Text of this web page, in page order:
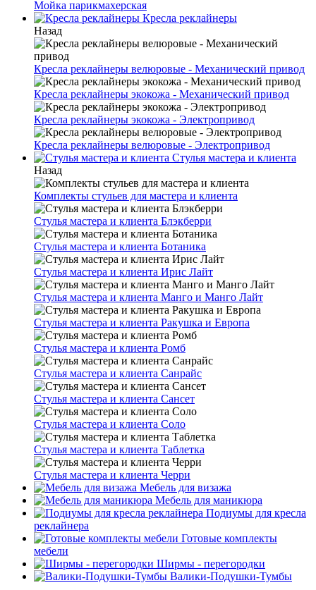
Мойка парикмахерская
Кресла реклайнеры
Назад
Кресла реклайнеры велюровые - Механический привод
Кресла реклайнеры экокожа - Механический привод
Кресла реклайнеры экокожа - Электропривод
Кресла реклайнеры велюровые - Электропривод
Стулья мастера и клиента
Назад
Комплекты стульев для мастера и клиента
Стулья мастера и клиента Блэкберри
Стулья мастера и клиента Ботаника
Стулья мастера и клиента Ирис Лайт
Стулья мастера и клиента Манго и Манго Лайт
Стулья мастера и клиента Ракушка и Европа
Стулья мастера и клиента Ромб
Стулья мастера и клиента Санрайс
Стулья мастера и клиента Сансет
Стулья мастера и клиента Соло
Стулья мастера и клиента Таблетка
Стулья мастера и клиента Черри
Мебель для визажа
Мебель для маникюра
Подиумы для кресла
реклайнера
Готовые комплекты
мебели
Ширмы - перегородки
Валики-Подушки-Тумбы